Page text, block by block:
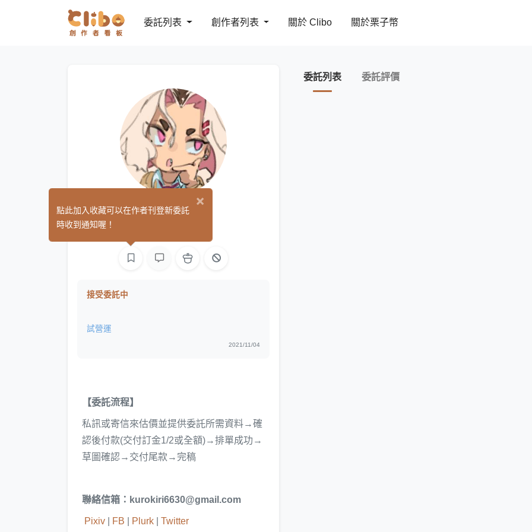
委託列表 創作者列表 關於 Clibo 關於栗子幣
黑桐 (0)
接受委託中
試營運
2021/11/04
【委託流程】
私訊或寄信來估價並提供委託所需資料→確
認後付款(交付訂金1/2或全額)→排單成功→
草圖確認→交付尾款→完稿
聯絡信箱：kurokiri6630@gmail.com
Pixiv FB Plurk Twitter
委託列表 委託評價
×
點此加入收藏可以在作者刊登新委託
時收到通知喔！